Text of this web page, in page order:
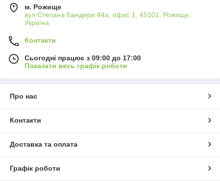
м. Рожище
вул.Степана Бандери 44а, офис 1, 45101, Рожище,
Україна
Контакти
Сьогодні працює з 09:00 до 17:00
Показати весь графік роботи
Про нас
Контакти
Доставка та оплата
Графік роботи